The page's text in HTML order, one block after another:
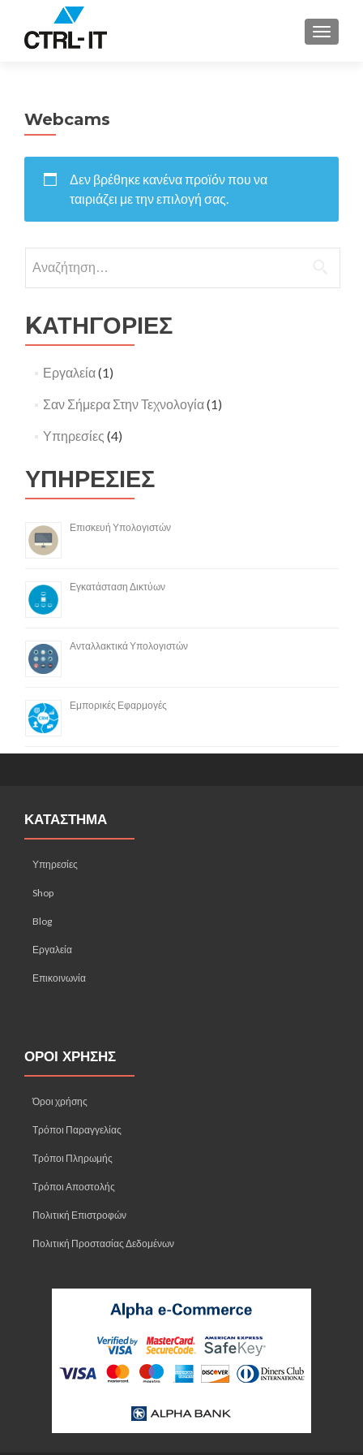
Webcams
Δεν βρέθηκε κανένα προϊόν που να
ταιριάζει με την επιλογή σας.
για:
KΑΤΗΓΟΡΙΕΣ
Εργαλεία(1)
Σαν Σήμερα Στην Τεχνολογία(1)
Υπηρεσίες (4)
ΥΠΗΡΕΣΙΕΣ
Επισκευή Υπολογιστών
Εγκατάσταση Δικτύων
Ανταλλακτικά Υπολογιστών
Εμπορικές Εφαρμογές
ΚΑΤΑΣΤΗΜΑ
Υπηρεσίες
Shop
Blog
Εργαλεία
Επικοινωνία
ΟΡΟΙ ΧΡΗΣΗΣ
Όροι χρήσης
Τρόποι Παραγγελίας
Τρόποι Πληρωμής
Τρόποι Αποστολής
Πολιτική Επιστροφών
Πολιτική Προστασίας Δεδομένων